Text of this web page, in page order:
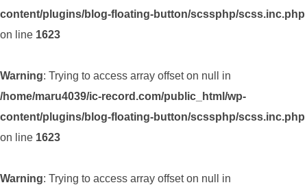
content/plugins/blog-floating-button/scssphp/scss.inc.php
on line 1623
Warning: Trying to access array offset on null in
/home/maru4039/ic-record.com/public_html/wp-
content/plugins/blog-floating-button/scssphp/scss.inc.php
on line 1623
Warning: Trying to access array offset on null in